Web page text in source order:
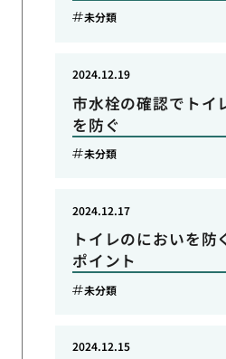
未分類
市水栓の確認でトイ
を防ぐ
2024.12.19
未分類
トイレのにおいを防
ポイント
2024.12.17
未分類
2024.12.15